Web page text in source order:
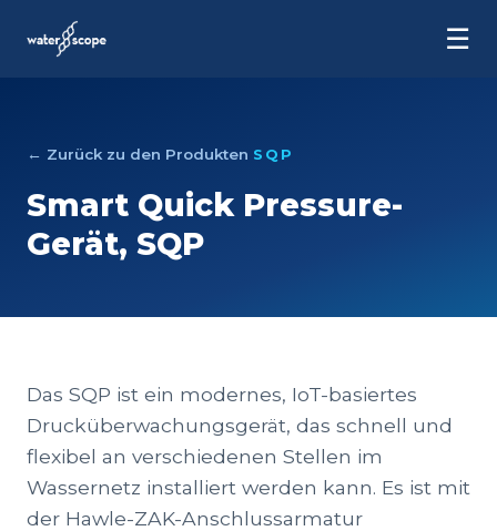
☰
← Zurück zu den Produkten SQP
Smart Quick Pressure-
Gerät, SQP
Das SQP ist ein modernes, IoT-basiertes
Drucküberwachungsgerät, das schnell und
flexibel an verschiedenen Stellen im
Wassernetz installiert werden kann. Es ist mit
der Hawle-ZAK-Anschlussarmatur